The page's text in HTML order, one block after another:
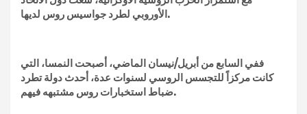
الأوروبي لطرد جواسيس روس لديها.
ففي السابع من أبريل/نيسان الماضي، أصبحت النمسا، التي
كانت مركزاً للتجسس الروسي لسنوات عدة، أحدث دولة تطرد
ضباط استخبارات روس مشتبهه فيهم.